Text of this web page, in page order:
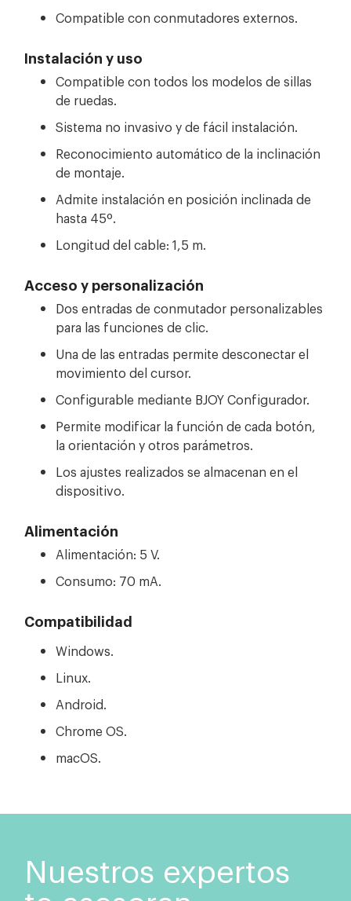
Compatible con conmutadores externos.
Instalación y uso
Compatible con todos los modelos de sillas
de ruedas.
Sistema no invasivo y de fácil instalación.
Reconocimiento automático de la inclinación
de montaje.
Admite instalación en posición inclinada de
hasta 45º.
Longitud del cable: 1,5 m.
Acceso y personalización
Dos entradas de conmutador personalizables
para las funciones de clic.
Una de las entradas permite desconectar el
movimiento del cursor.
Configurable mediante BJOY Configurador.
Permite modificar la función de cada botón,
la orientación y otros parámetros.
Los ajustes realizados se almacenan en el
dispositivo.
Alimentación
Alimentación: 5 V.
Consumo: 70 mA.
Compatibilidad
Windows.
Linux.
Android.
Chrome OS.
macOS.
Nuestros expertos